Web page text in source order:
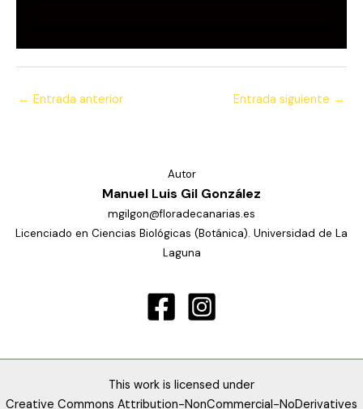
← Entrada anterior Entrada siguiente →
Autor
Manuel Luis Gil González
mgilgon@floradecanarias.es
Licenciado en Ciencias Biológicas (Botánica). Universidad de La
Laguna
This work is licensed under
Creative Commons Attribution-NonCommercial-NoDerivatives